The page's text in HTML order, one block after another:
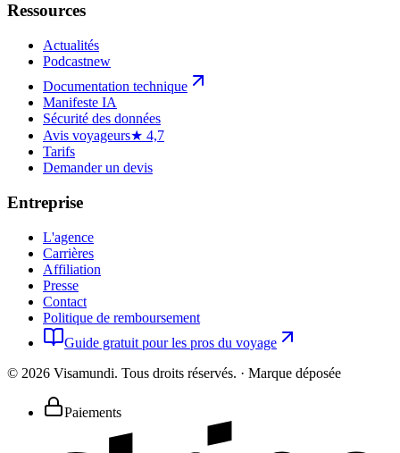
Ressources
Actualités
Podcastnew
Documentation technique
Manifeste IA
Sécurité des données
Avis voyageurs★ 4,7
Tarifs
Demander un devis
Entreprise
L'agence
Carrières
Affiliation
Presse
Contact
Politique de remboursement
Guide gratuit pour les pros du voyage
© 2026 Visamundi. Tous droits réservés. · Marque déposée
Paiements